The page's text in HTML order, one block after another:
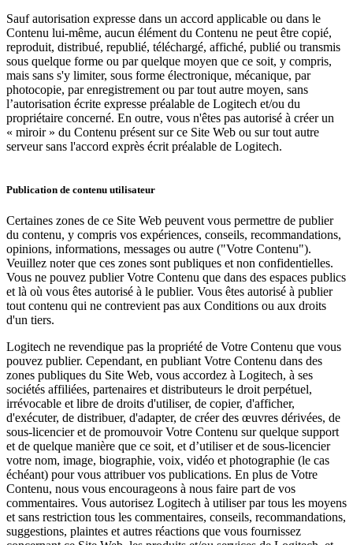
Sauf autorisation expresse dans un accord applicable ou dans le
Contenu lui-même, aucun élément du Contenu ne peut être copié,
reproduit, distribué, republié, téléchargé, affiché, publié ou transmis
sous quelque forme ou par quelque moyen que ce soit, y compris,
mais sans s'y limiter, sous forme électronique, mécanique, par
photocopie, par enregistrement ou par tout autre moyen, sans
l’autorisation écrite expresse préalable de Logitech et/ou du
propriétaire concerné. En outre, vous n'êtes pas autorisé à créer un
« miroir » du Contenu présent sur ce Site Web ou sur tout autre
serveur sans l'accord exprès écrit préalable de Logitech.
Publication de contenu utilisateur
Certaines zones de ce Site Web peuvent vous permettre de publier
du contenu, y compris vos expériences, conseils, recommandations,
opinions, informations, messages ou autre ("Votre Contenu").
Veuillez noter que ces zones sont publiques et non confidentielles.
Vous ne pouvez publier Votre Contenu que dans des espaces publics
et là où vous êtes autorisé à le publier. Vous êtes autorisé à publier
tout contenu qui ne contrevient pas aux Conditions ou aux droits
d'un tiers.
Logitech ne revendique pas la propriété de Votre Contenu que vous
pouvez publier. Cependant, en publiant Votre Contenu dans des
zones publiques du Site Web, vous accordez à Logitech, à ses
sociétés affiliées, partenaires et distributeurs le droit perpétuel,
irrévocable et libre de droits d'utiliser, de copier, d'afficher,
d'exécuter, de distribuer, d'adapter, de créer des œuvres dérivées, de
sous-licencier et de promouvoir Votre Contenu sur quelque support
et de quelque manière que ce soit, et d’utiliser et de sous-licencier
votre nom, image, biographie, voix, vidéo et photographie (le cas
échéant) pour vous attribuer vos publications. En plus de Votre
Contenu, nous vous encourageons à nous faire part de vos
commentaires. Vous autorisez Logitech à utiliser par tous les moyens
et sans restriction tous les commentaires, conseils, recommandations,
suggestions, plaintes et autres réactions que vous fournissez